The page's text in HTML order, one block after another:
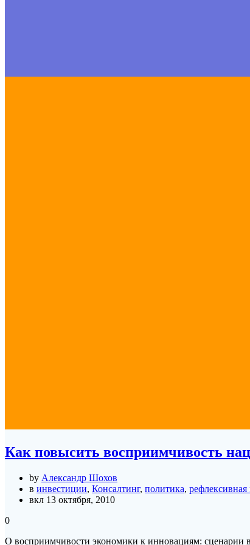
Как повысить восприимчивость
by Александр Шохов
в инвестиции, Консалтинг, политика, рефлексивная
вкл 13 октября, 2010
0
О восприимчивости экономики к инновациям: сценарии